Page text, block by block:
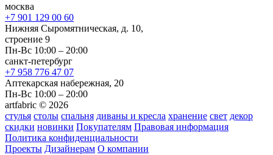
москва
+7 901 129 00 60
Нижняя Сыромятническая, д. 10,
строение 9
Пн-Вс 10:00 – 20:00
санкт-петербург
+7 958 776 47 07
Аптекарская набережная, 20
Пн-Вс 10:00 – 20:00
artfabric © 2026
стулья столы спальня диваны и кресла хранение свет декор
скидки новинки Покупателям Правовая информация
Политика конфиденциальности
Проекты Дизайнерам О компании